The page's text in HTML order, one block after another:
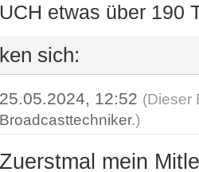
UCH etwas über 190
sich:
25.05.2024, 12:52 (Dieser
Broadcasttechniker.)
Zuerstmal mein